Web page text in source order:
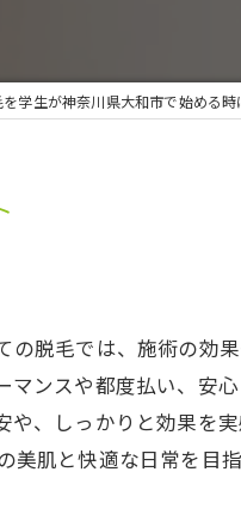
を学生が神奈川県大和市で始める
脱毛では、施術の効
ンスや都度払い、安
、しっかりと効果を
肌と快適な日常を目指